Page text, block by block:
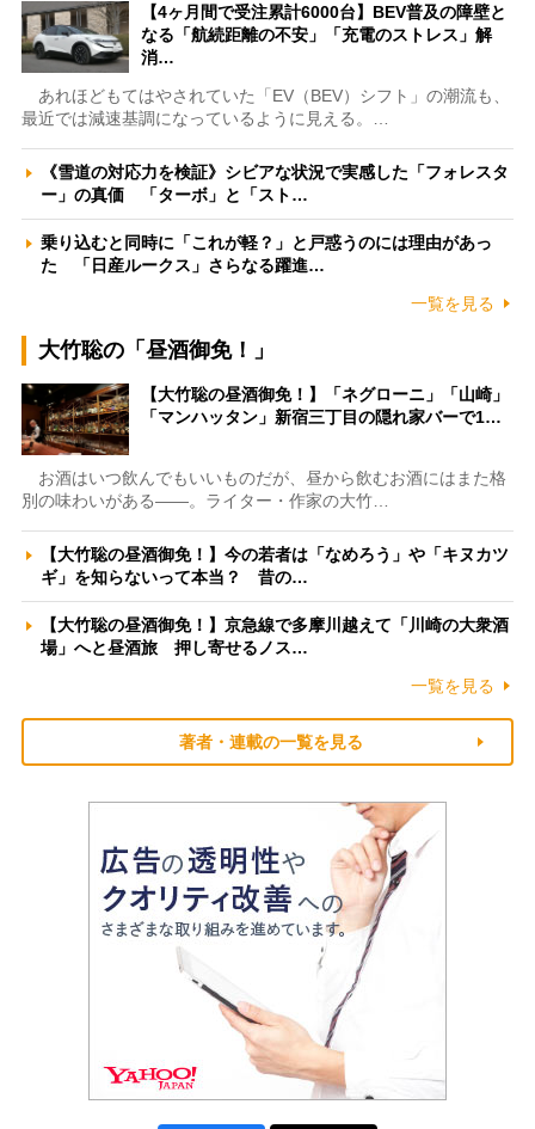
【4ヶ月間で受注累計6000台】BEV普及の障壁と
なる「航続距離の不安」「充電のストレス」解
消…
あれほどもてはやされていた「EV（BEV）シフト」の潮流も、
最近では減速基調になっているように見える。…
《雪道の対応力を検証》シビアな状況で実感した「フォレスタ
ー」の真価 「ターボ」と「スト…
乗り込むと同時に「これが軽？」と戸惑うのには理由があっ
た 「日産ルークス」さらなる躍進…
一覧を見る
大竹聡の「昼酒御免！」
【大竹聡の昼酒御免！】「ネグローニ」「山崎」
「マンハッタン」新宿三丁目の隠れ家バーで1…
お酒はいつ飲んでもいいものだが、昼から飲むお酒にはまた格
別の味わいがある――。ライター・作家の大竹…
【大竹聡の昼酒御免！】今の若者は「なめろう」や「キヌカツ
ギ」を知らないって本当？ 昔の…
【大竹聡の昼酒御免！】京急線で多摩川越えて「川崎の大衆酒
場」へと昼酒旅 押し寄せるノス…
一覧を見る
著者・連載の一覧を見る